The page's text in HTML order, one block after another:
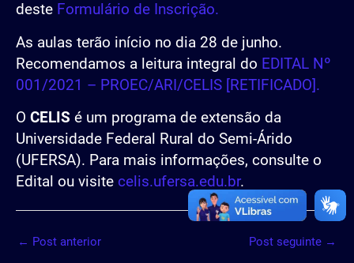
deste Formulário de Inscrição.
As aulas terão início no dia 28 de junho.
Recomendamos a leitura integral do EDITAL Nº
001/2021 – PROEC/ARI/CELIS [RETIFICADO].
O CELIS é um programa de extensão da
Universidade Federal Rural do Semi-Árido
(UFERSA). Para mais informações, consulte o
Edital ou visite celis.ufersa.edu.br.
← Post anterior Post seguinte →